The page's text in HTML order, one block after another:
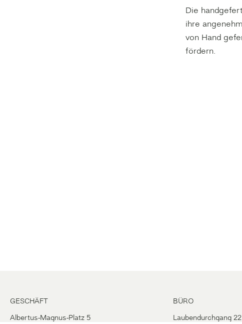
Die
ihre
von Hand
fördern.
GESCHÄFT
Albertus-Magnus-Platz 5
BÜRO
Laubendurchgang 22